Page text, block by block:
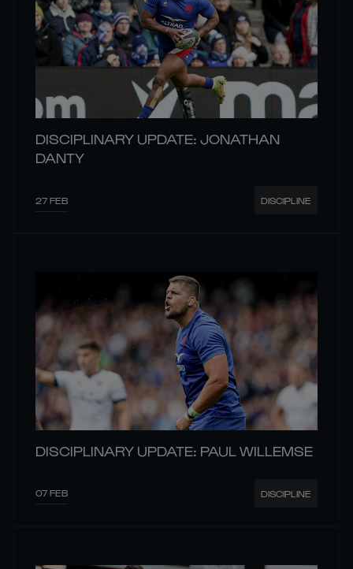
DISCIPLINARY UPDATE: JONATHAN
DANTY
27 FEB DISCIPLINE
DISCIPLINARY UPDATE: PAUL WILLEMSE
07 FEB DISCIPLINE